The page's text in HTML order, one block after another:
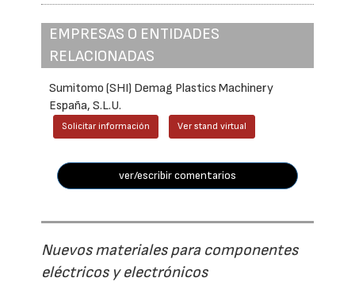
EMPRESAS O ENTIDADES
RELACIONADAS
Sumitomo (SHI) Demag Plastics Machinery
España, S.L.U.
Solicitar información Ver stand virtual
ver/escribir comentarios
Nuevos materiales para componentes
eléctricos y electrónicos